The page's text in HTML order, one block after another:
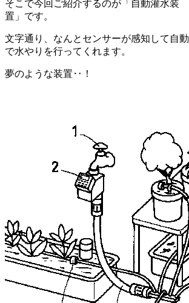
そこで今回ご紹介するのが「自動灌水装
置」です。
文字通り、なんとセンサーが感知して自動
で水やりを行ってくれます。
夢のような装置‥！